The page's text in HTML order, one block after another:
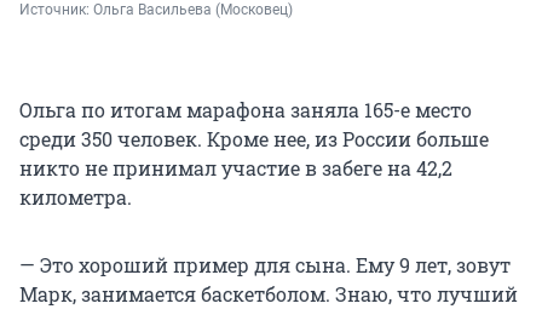
Источник: Ольга Васильева (Московец)
Ольга по итогам марафона заняла 165-е место
среди 350 человек. Кроме нее, из России больше
никто не принимал участие в забеге на 42,2
километра.
— Это хороший пример для сына. Ему 9 лет, зовут
Марк, занимается баскетболом. Знаю, что лучший